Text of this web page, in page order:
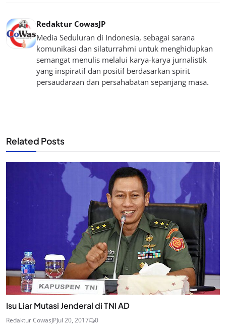
Redaktur CowasJP
Media Seduluran di Indonesia, sebagai sarana
komunikasi dan silaturrahmi untuk menghidupkan
semangat menulis melalui karya-karya jurnalistik
yang inspiratif dan positif berdasarkan spirit
persaudaraan dan persahabatan sepanjang masa.
Related Posts
Isu Liar Mutasi Jenderal di TNI AD
Redaktur CowasJPJul 20, 2017 0